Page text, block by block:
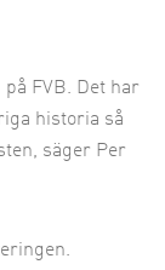
FVB. Det har
historia så
säger Per